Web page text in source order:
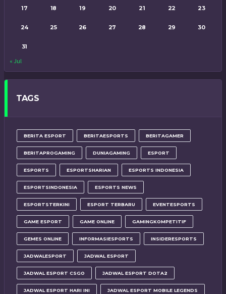
17 18 19 20 21 22 23
24 25 26 27 28 29 30
31
« Jul
TAGS
BERITA ESPORT BERITAESPORTS BERITAGAMER
BERITAPROGAMING DUNIAGAMING ESPORT
ESPORTS ESPORTSHARIAN ESPORTS INDONESIA
ESPORTSINDONESIA ESPORTS NEWS
ESPORTSTERKINI ESPORT TERBARU EVENTESPORTS
GAME ESPORT GAME ONLINE GAMINGKOMPETITIF
GEMES ONLINE INFORMASIESPORTS INSIDERESPORTS
JADWALESPORT JADWAL ESPORT
JADWAL ESPORT CSGO JADWAL ESPORT DOTA2
JADWAL ESPORT HARI INI JADWAL ESPORT MOBILE LEGENDS